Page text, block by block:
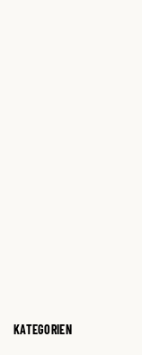
KATEGORIEN